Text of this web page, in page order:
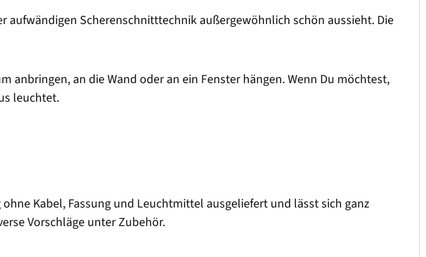
aufwändigen Scherenschnitttechnik außergewöhnlich schön aussieht. Die
anbringen, an die Wand oder an ein Fenster hängen. Wenn Du möchtest,
leuchtet.
Kabel, Fassung und Leuchtmittel ausgeliefert und lässt sich ganz
Vorschläge unter Zubehör.